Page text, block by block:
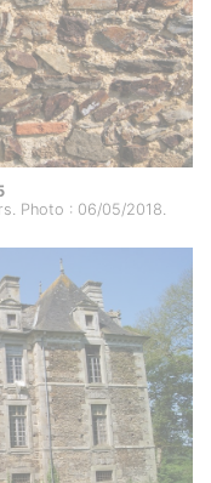
Photo : 06/05/2018.